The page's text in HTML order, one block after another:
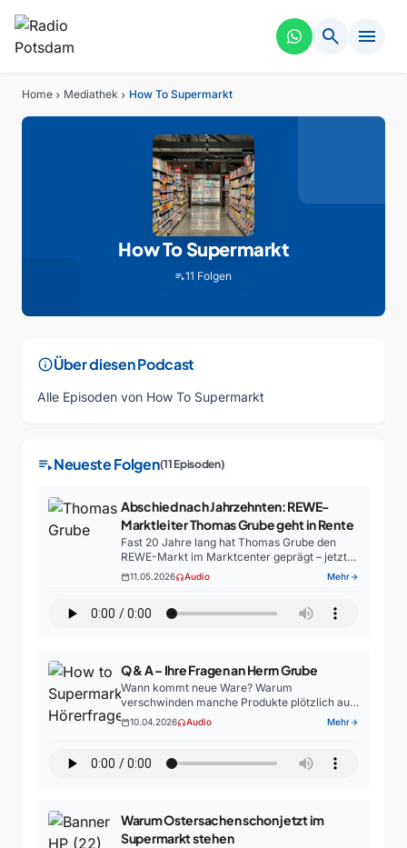
search menu
Home chevron_right Mediathek chevron_right How To Supermarkt
How To Supermarkt
playlist_play11 Folgen
infoÜber diesen Podcast
Alle Episoden von How To Supermarkt
playlist_playNeueste Folgen(11 Episoden)
Abschied nach Jahrzehnten: REWE-
Marktleiter Thomas Grube geht in Rente
Fast 20 Jahre lang hat Thomas Grube den
REWE-Markt im Marktcenter geprägt – jetzt
beginnt für ihn ein neuer Lebensabschnitt. In
unserer Reihe „How to Supermarkt“ blickt der
calendar_today11.05.2026headphonesAudio Mehrarrow_forward
Q & A – Ihre Fragen an Herrn Grube
Wann kommt neue Ware? Warum
verschwinden manche Produkte plötzlich aus
dem Regal? Und was passiert eigentlich
abends mit frischen Lebensmitteln? Genau
Supermarkt“ im…
calendar_today10.04.2026headphonesAudio Mehrarrow_forward
Warum Ostersachen schon jetzt im
Supermarkt stehen